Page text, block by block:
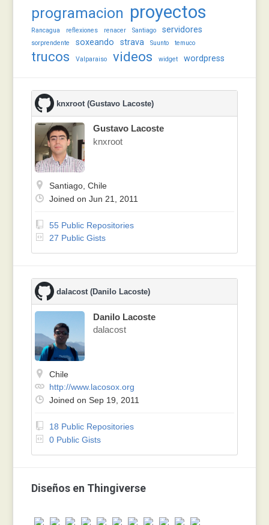
programacion proyectos
Rancagua reflexiones renacer Santiago servidores
sorprendente soxeando strava Suunto temuco
trucos Valparaiso videos widget wordpress
knxroot (Gustavo Lacoste)
Gustavo Lacoste
knxroot
Santiago, Chile
Joined on Jun 21, 2011
55 Public Repositories
27 Public Gists
dalacost (Danilo Lacoste)
Danilo Lacoste
dalacost
Chile
http://www.lacosox.org
Joined on Sep 19, 2011
18 Public Repositories
0 Public Gists
Diseños en Thingiverse